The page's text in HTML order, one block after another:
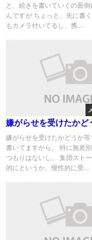
と、続きを書いていくの面倒
んですが ちょっと、先に書
もカメラ付いてるし、携...
嫌がらせを受けたかど
嫌がらせを受けたかどうか等
書いてますから。 特に無差
つもりはないし。 集団スト
的にというか、慢性的に受...